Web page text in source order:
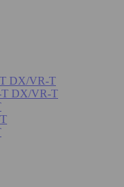
DX/VR-T
T DX/VR-T